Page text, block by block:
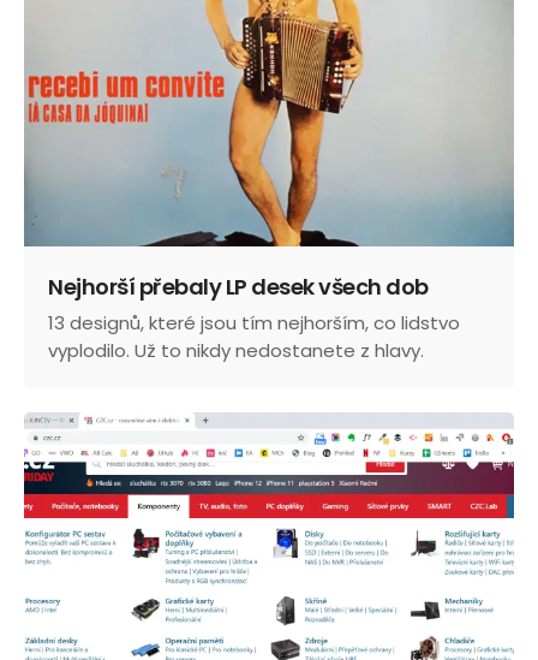
Nejhorší přebaly LP desek všech dob
13 designů, které jsou tím nejhorším, co lidstvo
vyplodilo. Už to nikdy nedostanete z hlavy.